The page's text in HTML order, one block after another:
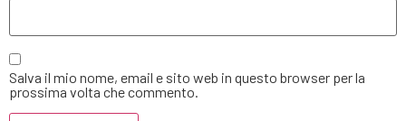
Salva il mio nome, email e sito web in questo browser per la
prossima volta che commento.